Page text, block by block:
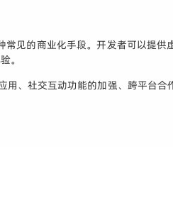
见的商业化手段。开发者可以提供
。
、社交互动功能的加强、跨平台合